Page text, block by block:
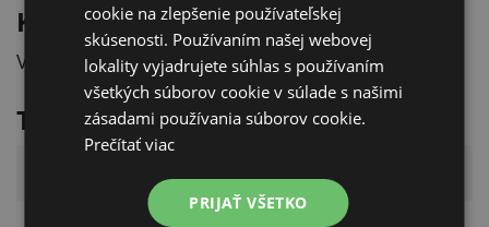
Kde ho používať
Vhodný do interiéru aj vonku.
Technické parametre
Hodnota
cookie na zlepšenie používateľskej
skúsenosti. Používaním našej webovej
lokality vyjadrujete súhlas s používaním
všetkých súborov cookie v súlade s našimi
zásadami používania súborov cookie.
Prečítať viac
PRIJAŤ VŠETKO